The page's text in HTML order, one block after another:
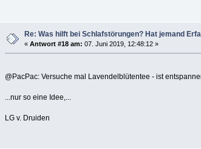
Re: Was hilft bei Schlafstörungen? Hat jemand
«Antwort #18 am: 07. Juni 2019, 12:48:12 »
@PacPac: Versuche mal Lavendelblütentee - ist
...nur so eine Idee,...
LG v. Druiden